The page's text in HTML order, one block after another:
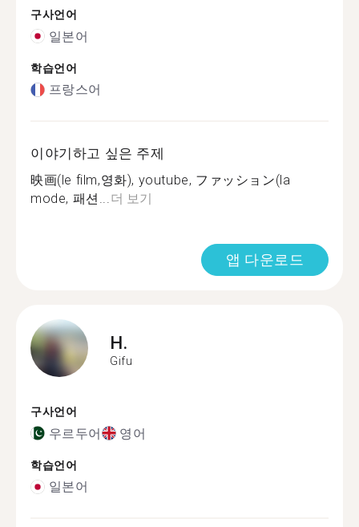
구사언어
일본어
학습언어
프랑스어
이야기하고 싶은 주제
映画(le film,영화), youtube, ファッション(la
mode, 패션...더 보기
앱 다운로드
H.
Gifu
구사언어
우르두어 영어
학습언어
일본어